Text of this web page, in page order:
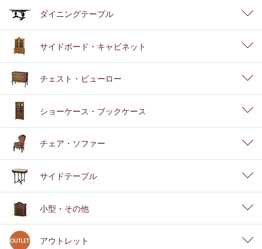
ダイニングテーブル
サイドボード・キャビネット
チェスト・ビューロー
ショーケース・ブックケース
チェア・ソファー
サイドテーブル
小型・その他
アウトレット